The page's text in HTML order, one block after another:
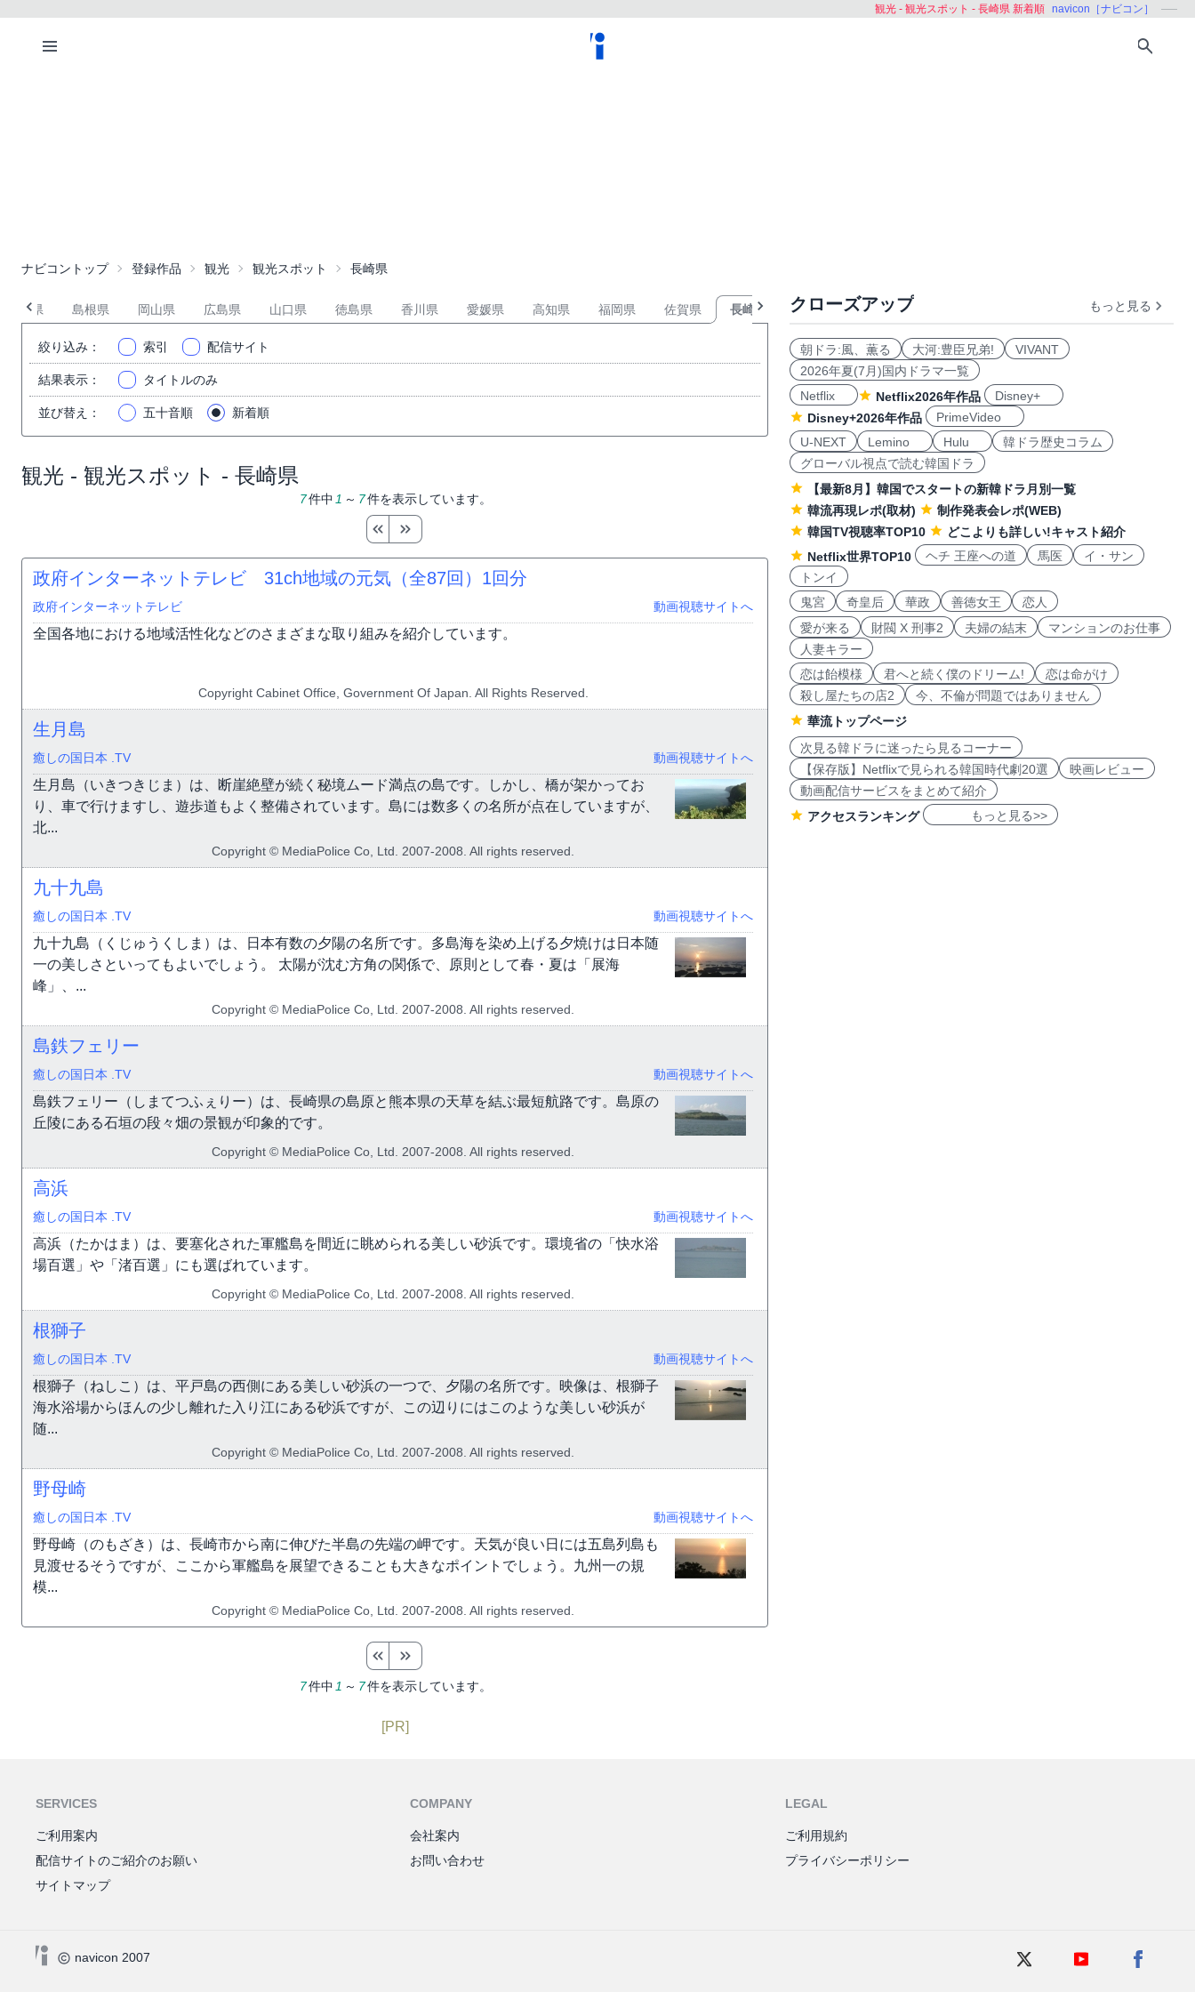
観光 - 観光スポット - 長崎県 新着順 navicon［ナビコン］
ナビコントップ 登録作品 観光 観光スポット 長崎県
鳥取県 島根県 岡山県 広島県 山口県 徳島県 香川県 愛媛県 高知県 福岡県 佐賀県 長崎県 熊本県 大分県 沖縄県 日本
絞り込み ： 索引 配信サイト
結果表示 ： タイトルのみ
並び替え ： 五十音順 新着順
観光 - 観光スポット - 長崎県
7件中 1 ～ 7件を表示しています。
政府インターネットテレビ 31ch地域の元気（全87回） 1回分
政府インターネットテレビ 動画視聴サイトへ
全国各地における地域活性化などのさまざまな取り組みを紹介しています。
Copyright Cabinet Office, Government Of Japan. All Rights Reserved.
生月島
癒しの国日本 .TV 動画視聴サイトへ
生月島（いきつきじま）は、断崖絶壁が続く秘境ムード満点の島です。しかし、橋が架かってお
り、車で行けますし、遊歩道もよく整備されています。島には数多くの名所が点在していますが、
北...
Copyright © MediaPolice Co, Ltd. 2007-2008. All rights reserved.
九十九島
癒しの国日本 .TV 動画視聴サイトへ
九十九島（くじゅうくしま）は、日本有数の夕陽の名所です。多島海を染め上げる夕焼けは日本随
一の美しさといってもよいでしょう。 太陽が沈む方角の関係で、原則として春・夏は「展海
峰」、...
Copyright © MediaPolice Co, Ltd. 2007-2008. All rights reserved.
島鉄フェリー
癒しの国日本 .TV 動画視聴サイトへ
島鉄フェリー（しまてつふぇりー）は、長崎県の島原と熊本県の天草を結ぶ最短航路です。島原の
丘陵にある石垣の段々畑の景観が印象的です。
Copyright © MediaPolice Co, Ltd. 2007-2008. All rights reserved.
高浜
癒しの国日本 .TV 動画視聴サイトへ
高浜（たかはま）は、要塞化された軍艦島を間近に眺められる美しい砂浜です。環境省の「快水浴
場百選」や「渚百選」にも選ばれています。
Copyright © MediaPolice Co, Ltd. 2007-2008. All rights reserved.
根獅子
癒しの国日本 .TV 動画視聴サイトへ
根獅子（ねしこ）は、平戸島の西側にある美しい砂浜の一つで、夕陽の名所です。映像は、根獅子
海水浴場からほんの少し離れた入り江にある砂浜ですが、この辺りにはこのような美しい砂浜が
随...
Copyright © MediaPolice Co, Ltd. 2007-2008. All rights reserved.
野母崎
癒しの国日本 .TV 動画視聴サイトへ
野母崎（のもざき）は、長崎市から南に伸びた半島の先端の岬です。天気が良い日には五島列島も
見渡せるそうですが、ここから軍艦島を展望できることも大きなポイントでしょう。九州一の規
模...
Copyright © MediaPolice Co, Ltd. 2007-2008. All rights reserved.
7件中 1 ～ 7件を表示しています。
[PR]
クローズアップ もっと見る
朝ドラ:風、薫る 大河:豊臣兄弟!
VIVANT
2026年夏(7月)国内ドラマ一覧
Netflix
Netflix2026年作品
Disney+
Disney+2026年作品
PrimeVideo
U-NEXT
Lemino Hulu
韓ドラ歴史コラム
グローバル視点で読む韓国ドラ
【最新8月】韓国でスタートの新韓ドラ月別一覧
韓流再現レポ(取材)
制作発表会レポ(WEB)
韓国TV視聴率TOP10
どこよりも詳しい!キャスト紹介
Netflix世界TOP10
ヘチ 王座への道 馬医
イ・サン
トンイ
鬼宮
奇皇后 華政 善徳女王
恋人
愛が来る
財閥 X 刑事2 夫婦の結末
マンションのお仕事
人妻キラー
恋は飴模様
君へと続く僕のドリーム!
恋は命がけ
殺し屋たちの店2
今、不倫が問題ではありません
華流トップページ
次見る韓ドラに迷ったら見るコーナー
【保存版】Netflixで見られる韓国時代劇20選
映画レビュー
動画配信サービスをまとめて紹介
アクセスランキング
もっと見る>>
SERVICES
ご利用案内
配信サイトのご紹介のお願い
サイトマップ
COMPANY
会社案内
お問い合わせ
LEGAL
ご利用規約
プライバシーポリシー
navicon 2007